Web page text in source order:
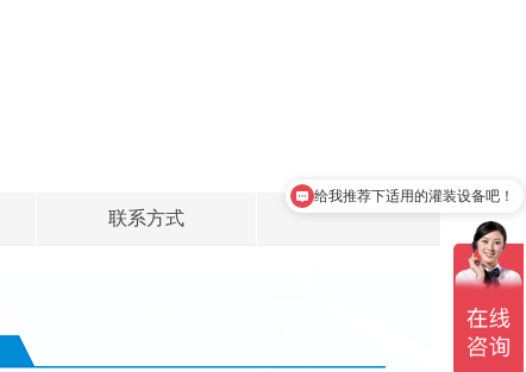
联系方式
给我推荐下适用的灌装设备吧！